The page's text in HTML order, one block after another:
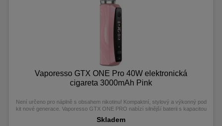
Vaporesso GTX ONE Pro 40W elektronická
cigareta 3000mAh Pink
Není určeno pro náplně s obsahem nikotinu! Kompaktní, stylový a výkonný pod
kit nové generace. Vaporesso GTX ONE PRO nabízí silnější baterii s kapacitou
s horním plněním a ochranou proti protékání. Je kompatibilní s celou řadou GTX
Skladem